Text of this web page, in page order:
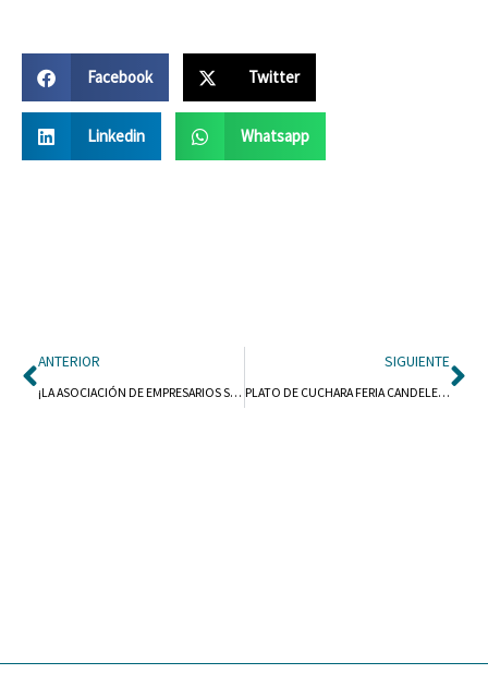
Facebook Twitter
Linkedin Whatsapp
Ant
ANTERIOR
¡LA ASOCIACIÓN DE EMPRESARIOS SOMONTANO DE BARBASTRO OS DESEA FÉLIZ NAVIDAD!
SIGUIENTE
PLATO DE CUCHARA FERIA CANDELERA 2026